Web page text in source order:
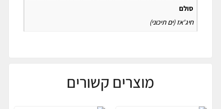
סולם
חיג'אז (ים תיכוני)
מוצרים קשורים